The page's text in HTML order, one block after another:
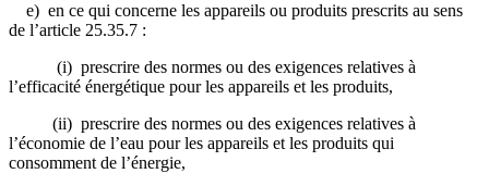
e) en ce qui concerne les appareils ou produits prescrits au sens
de l’article 25.35.7 :
(i) prescrire des normes ou des exigences relatives à
l’efficacité énergétique pour les appareils et les produits,
(ii) prescrire des normes ou des exigences relatives à
l’économie de l’eau pour les appareils et les produits qui
consomment de l’énergie,